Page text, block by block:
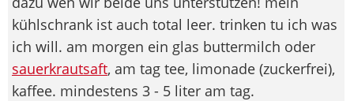
kühlschrank ist auch total leer. trinken tu ich was
ich will. am morgen ein glas buttermilch oder
sauerkrautsaft, am tag tee, limonade (zuckerfrei),
kaffee. mindestens 3 - 5 liter am tag.